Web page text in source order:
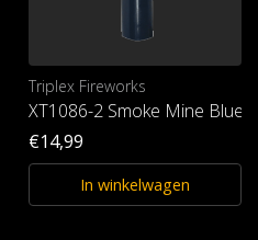
T1
Triplex Fireworks
XT1086-2 Smoke Mine Blue
€14,99
In winkelwagen